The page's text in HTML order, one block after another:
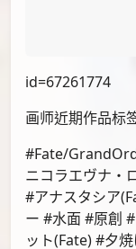
id=68754871